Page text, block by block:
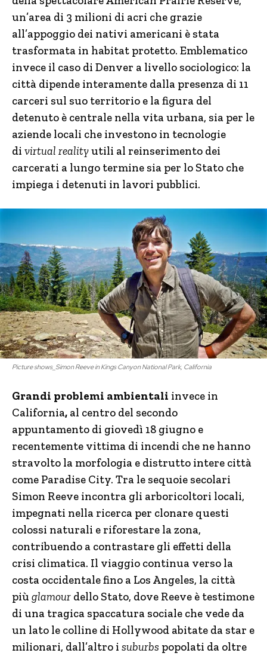
un’area di 3 milioni di acri che grazie
all’appoggio dei nativi americani è stata
trasformata in habitat protetto. Emblematico
invece il caso di Denver a livello sociologico: la
città dipende interamente dalla presenza di 11
carceri sul suo territorio e la figura del
detenuto è centrale nella vita urbana, sia per le
aziende locali che investono in tecnologie
di virtual realityutili al reinserimento dei
carcerati a lungo termine sia per lo Stato che
impiega i detenuti in lavori pubblici.
Picture shows_Simon Reeve in Kings Canyon National Park, California
Grandi problemi ambientali invece in
California, al centro del secondo
appuntamento di giovedì 18 giugno e
recentemente vittima di incendi che ne hanno
stravolto la morfologia e distrutto intere città
come Paradise City. Tra le sequoie secolari
Simon Reeve incontra gli arboricoltori locali,
impegnati nella ricerca per clonare questi
colossi naturali e riforestare la zona,
contribuendo a contrastare gli effetti della
crisi climatica. Il viaggio continua verso la
costa occidentale fino a Los Angeles, la città
più glamour dello Stato, dove Reeve è testimone
di una tragica spaccatura sociale che vede da
un lato le colline di Hollywood abitate da star e
milionari, dall’altro i suburbs popolati da oltre